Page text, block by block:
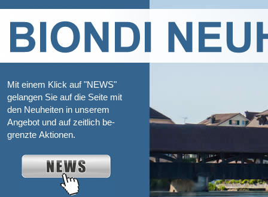
Mit einem Klick auf "NEWS"
gelangen Sie auf die Seite mit
den Neuheiten in unserem
Angebot und auf zeitlich be-
grenzte Aktionen.